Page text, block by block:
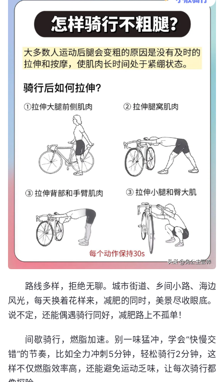
路线多样，拒绝无聊。城市街道、乡间小路、海边
风光，每天换着花样来，减肥的同时，美景尽收眼底。
说不定，还能偶遇骑行同好，减肥路上不孤单！
间歇骑行，燃脂加速。别一味猛冲，学会“快慢交
错”的节奏，比如全力冲刺5分钟，轻松骑行2分钟，这
样不仅燃脂效率高，还能避免运动乏味，让每次骑行都